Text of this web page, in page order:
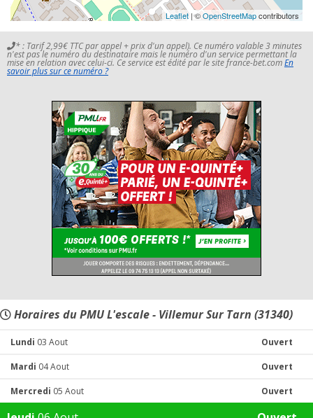
Leaflet| ©OpenStreetMapcontributors
* : Tarif 2,99€ TTC par appel + prix d'un appel). Ce numéro valable 3 minutes
n'est pas le numéro du destinataire mais le numéro d'un service permettant la
mise en relation avec celui-ci. Ce service est édité par le site france-bet.comEn
savoir plus sur ce numéro ?
Horaires du PMU L'escale - Villemur Sur Tarn (31340)
Lundi 03 Aout Ouvert
Mardi 04 Aout Ouvert
Mercredi 05 Aout Ouvert